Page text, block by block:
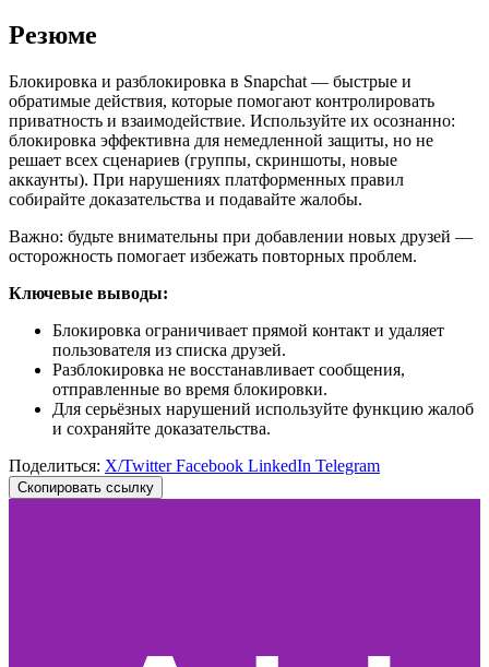
Резюме
Блокировка и разблокировка в Snapchat — быстрые и
обратимые действия, которые помогают контролировать
приватность и взаимодействие. Используйте их осознанно:
блокировка эффективна для немедленной защиты, но не
решает всех сценариев (группы, скриншоты, новые
аккаунты). При нарушениях платформенных правил
собирайте доказательства и подавайте жалобы.
Важно: будьте внимательны при добавлении новых друзей —
осторожность помогает избежать повторных проблем.
Ключевые выводы:
Блокировка ограничивает прямой контакт и удаляет
пользователя из списка друзей.
Разблокировка не восстанавливает сообщения,
отправленные во время блокировки.
Для серьёзных нарушений используйте функцию жалоб
и сохраняйте доказательства.
Поделиться: X/TwitterFacebook LinkedIn Telegram
Скопировать ссылку